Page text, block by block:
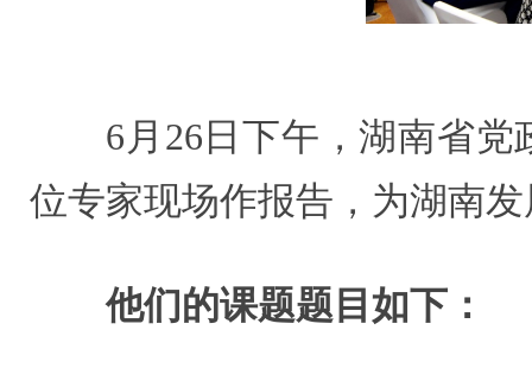
6月26日下午，湖南省
位专家现场作报告，为湖南
他们的课题题目如下：